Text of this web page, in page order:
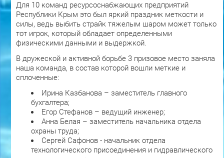
Для 10 команд ресурсоснабжающих предприятий
Республики Крым это был яркий праздник меткости и
силы, ведь выбить страйк тяжелым шаром может только
тот игрок, который обладает определенными
физическими данными и выдержкой.
В дружеской и активной борьбе 3 призовое место заняла
наша команда, в состав которой вошли меткие и
сплоченные:
Ирина Казбанова – заместитель главного
бухгалтера;
Егор Стефанов – ведущий инженер;
Анна Белая – заместитель начальника отдела
охраны труда;
Сергей Сафонов - начальник отдела
технологического присоединения и гидравлического